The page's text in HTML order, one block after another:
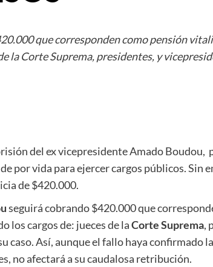
que corresponden como pensión
la Corte Suprema, presidentes, y
del ex vicepresidente Amado Boudou,
por vida para ejercer cargos públicos. Sin
de $420.000.
seguirá cobrando $420.000 que
los cargos de: jueces de laCorte Suprema,
caso. Así, aunque el fallo haya confirmado
no afectará a su caudalosa retribución.